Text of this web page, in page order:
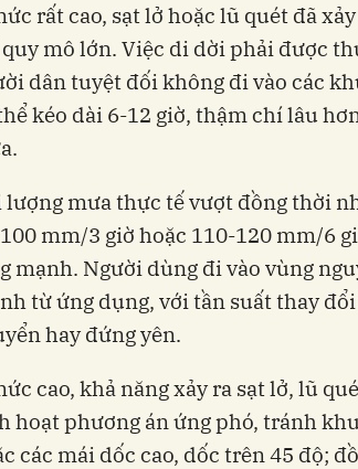
rất cao, sạt lở hoặc lũ quét đã
mô lớn. Việc di dời phải được
dân tuyệt đối không đi vào các
kéo dài 6-12 giờ, thậm chí lâu
lượng mưa thực tế vượt đồng thời
mm/3 giờ hoặc 110-120 mm/6
mạnh. Người dùng đi vào vùng
từ ứng dụng, với tần suất thay
hay đứng yên.
cao, khả năng xảy ra sạt lở, lũ
hoạt phương án ứng phó, tránh
các mái dốc cao, dốc trên 45 độ;